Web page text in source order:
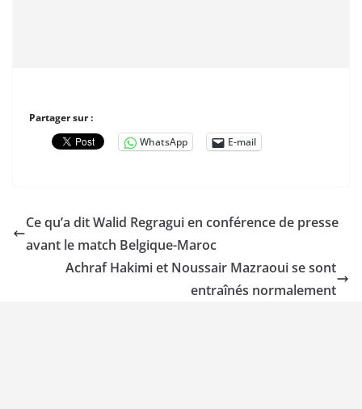
Partager sur :
WhatsApp
E-mail
Ce qu’a dit Walid Regragui en conférence de presse
avant le match Belgique-Maroc
Achraf Hakimi et Noussair Mazraoui se sont
entraînés normalement